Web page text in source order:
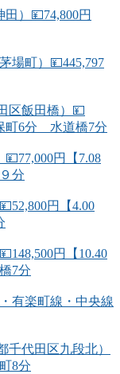
）💴74,800円
場町）💴445,797
区飯田橋）💴
町6分 水道橋7分
円【7.08
分
円【4.00
円【10.40
7分
有楽町線・中央線
千代田区九段北）
8分